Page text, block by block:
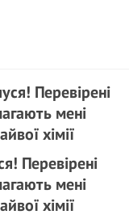
Перевірені
мені
хімії